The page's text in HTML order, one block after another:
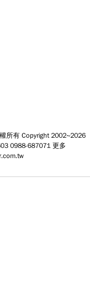
所有 Copyright 2002~2026
0988-687071 更多